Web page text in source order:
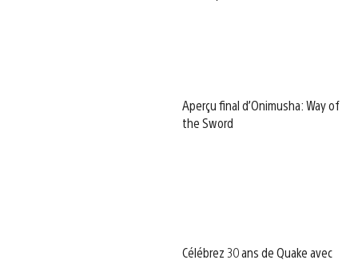
Aperçu final d’Onimusha: Way of
the Sword
Célébrez 30 ans de Quake avec